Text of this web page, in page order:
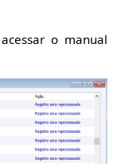
o manual